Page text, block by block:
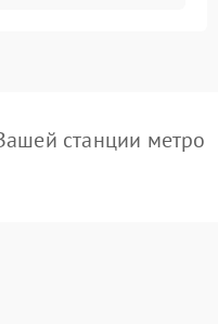
станции метро